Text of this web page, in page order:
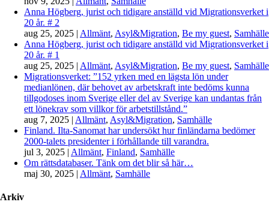
Anna Högberg, jurist och tidigare anställd vid Migrationsverket i
20 år. # 2
aug 25, 2025 | Allmänt, Asyl&Migration, Be my guest, Samhälle
Anna Högberg, jurist och tidigare anställd vid Migrationsverket i
20 år. # 1
aug 25, 2025 | Allmänt, Asyl&Migration, Be my guest, Samhälle
Migrationsverket: ”152 yrken med en lägsta lön under
medianlönen, där behovet av arbetskraft inte bedöms kunna
tillgodoses inom Sverige eller del av Sverige kan undantas från
ett lönekrav som villkor för arbetstillstånd.”
aug 7, 2025 | Allmänt, Asyl&Migration, Samhälle
Finland. Ilta-Sanomat har undersökt hur finländarna bedömer
2000-talets presidenter i förhållande till varandra.
jul 3, 2025 | Allmänt, Finland, Samhälle
Om rättsdatabaser. Tänk om det blir så här…
maj 30, 2025 | Allmänt, Samhälle
Arkiv